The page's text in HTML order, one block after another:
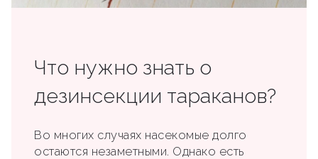
Что нужно знать о
дезинсекции тараканов?
Во многих случаях насекомые долго
остаются незаметными. Однако есть